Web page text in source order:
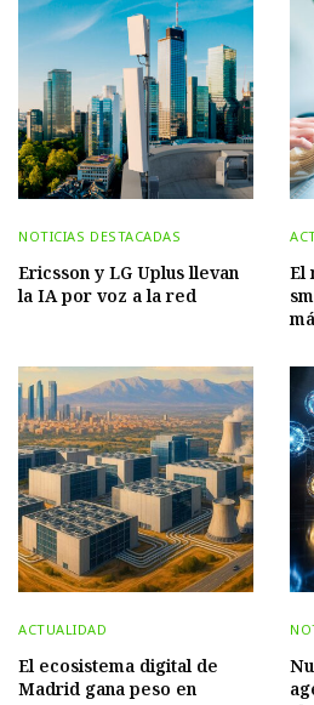
NOTICIAS DESTACADAS
Ericsson y LG Uplus llevan
la IA por voz a la red
El
ACTUALIDAD
El ecosistema digital de
Madrid gana peso en